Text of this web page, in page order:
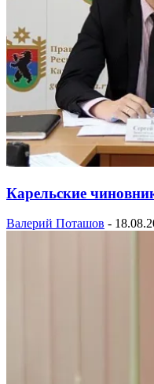
Карельские
Валерий Поташов -